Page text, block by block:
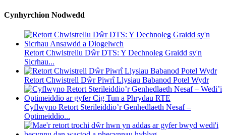
Cynhyrchion Nodwedd
Retort Chwistrellu Dŵr DTS: Y Dechnoleg Graidd sy'n
Sicrhau...
Retort Chwistrell Dŵr Piwrî Llysiau Babanod Potel Wydr
Cyflwyno Retort Sterileiddio’r Genhedlaeth Nesaf –
Optimeiddio...